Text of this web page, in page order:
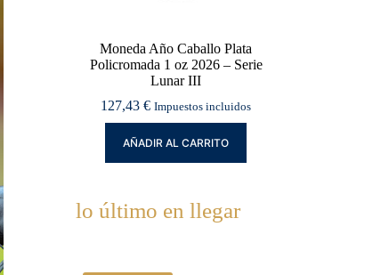
Moneda Año Caballo Plata
Policromada 1 oz 2026 – Serie
Lunar III
127,43€ Impuestos incluidos
AÑADIR AL CARRITO
lo último en llegar